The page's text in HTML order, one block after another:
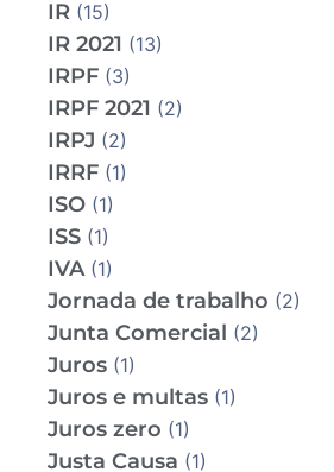
IR (15)
IR 2021 (13)
IRPF (3)
IRPF 2021 (2)
IRPJ (2)
IRRF (1)
ISO (1)
ISS (1)
IVA(1)
Jornada de trabalho (2)
Junta Comercial (2)
Juros (1)
Juros e multas (1)
Juros zero (1)
Justa Causa (1)